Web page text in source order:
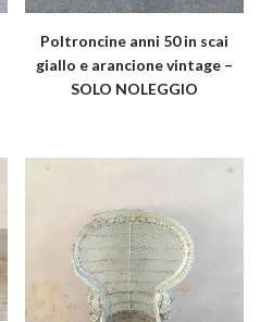
Poltroncine anni 50 in scai
giallo e arancione vintage –
SOLO NOLEGGIO